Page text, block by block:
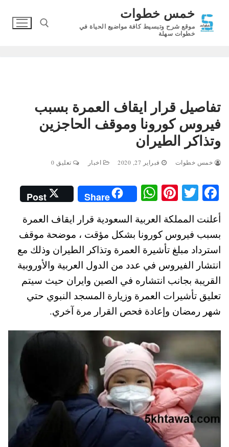
المحتوى
خمس خطوات
موقع شرح وتبسيط كافة مواضيع الحياة في
خطوات سهلة
تفاصيل قرار ايقاف العمرة بسبب
فيروس كورونا وموقف الحاجزين
وتذاكر الطيران
خمس خطوات فبراير 27, 2020 اخبار تعليق 0
Fa
ce
bo
ok
T
wi
tte
r
Pi
nt
er
es
t
W
ha
ts
A
pp
Share
Post
أعلنت المملكة العربية السعودية قرار ايقاف العمرة
بسبب فيروس كورونا بشكل مؤقت ، موضحة موقف
استرداد مبلغ تأشيرة العمرة وتذاكر الطيران وذلك مع
انتشار الفيروس في عدد من الدول العربية والأوروبية
القريبة بجانب انتشاره في الصين وايران حيث سيتم
تعليق تأشيرات العمرة وزيارة المسجد النبوي حتي
شهر رمضان وإعادة فحص القرار مرة آخري.